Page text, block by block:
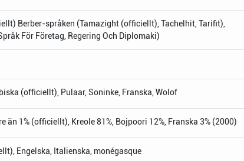
Berber-språken (Tamazight (officiellt), Tachelhit, Tarifit),
För Företag, Regering Och Diplomaki)
(officiellt), Pulaar, Soninke, Franska, Wolof
än 1% (officiellt), Kreole 81%, Bojpoori 12%, Franska 3% (2000)
Engelska, Italienska, monégasque